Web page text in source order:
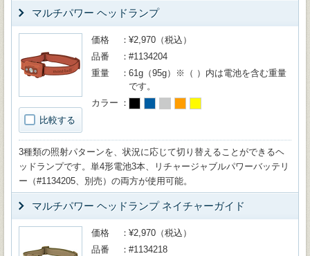
マルチパワー ヘッドランプ
比較する
価格
¥2,970（税込）
品番
#1134204
重量
61g（95g）※（ ）内は電池を含む重量
です。
カラー
3種類の照射パターンを、状況に応じて切り替えることができるヘ
ッドランプです。単4形電池3本、リチャージャブルパワーバッテリ
ー（#1134205、別売）の両方が使用可能。
マルチパワー ヘッドランプ ネイチャーガイド
価格
¥2,970（税込）
品番
#1134218